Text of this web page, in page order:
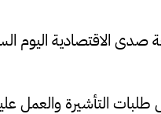
صدى الاقتصادية اليوم